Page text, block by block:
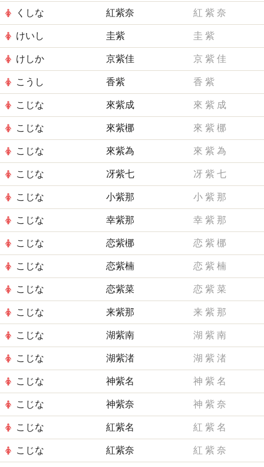
くしな 紅紫奈 紅 紫 奈
けいし 圭紫 圭 紫
けしか 京紫佳 京 紫 佳
こうし 香紫 香 紫
こじな 來紫成 來 紫 成
こじな 來紫梛 來 紫 梛
こじな 來紫為 來 紫 為
こじな 冴紫七 冴 紫 七
こじな 小紫那 小 紫 那
こじな 幸紫那 幸 紫 那
こじな 恋紫梛 恋 紫 梛
こじな 恋紫楠 恋 紫 楠
こじな 恋紫菜 恋 紫 菜
こじな 来紫那 来 紫 那
こじな 湖紫南 湖 紫 南
こじな 湖紫渚 湖 紫 渚
こじな 神紫名 神 紫 名
こじな 神紫奈 神 紫 奈
こじな 紅紫名 紅 紫 名
こじな 紅紫奈 紅 紫 奈